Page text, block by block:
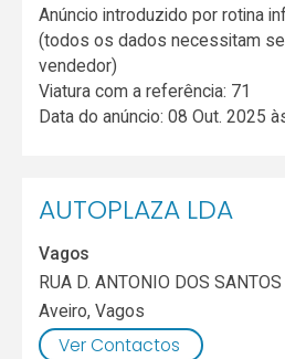
Anúncio introduzido por rotina
(todos os dados necessitam
vendedor)
Viatura com a referência: 71
Data do anúncio: 08 Out. 2025
AUTOPLAZA LDA
Vagos
RUA D. ANTONIO DOS
Aveiro,Vagos
Ver Contactos